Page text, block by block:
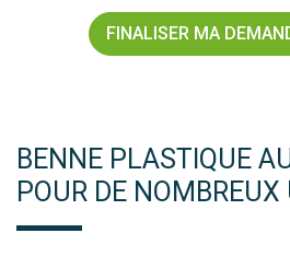
FINALISER MA
BENNE PLASTIQUE
POUR DE NOMBREUX